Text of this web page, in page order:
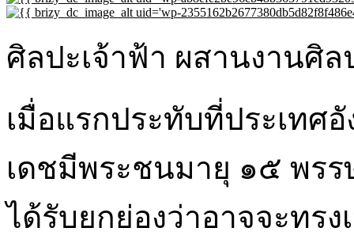
ศิลปะเจ้าฟ้า ผสานงานศิล
เมื่อแรกประทับที่ประเทศ
เดชมีพระชนมายุ ๑๕ พร
ได้รับยกย่องว่าอาจจะทร